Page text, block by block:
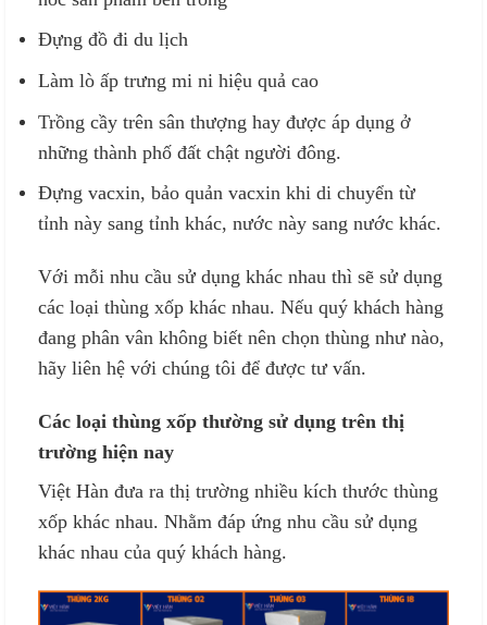
Đựng đồ đi du lịch
Làm lò ấp trưng mi ni hiệu quả cao
Trồng cầy trên sân thượng hay được áp dụng ở
những thành phố đất chật người đông.
Đựng vacxin, bảo quản vacxin khi di chuyển từ
tỉnh này sang tỉnh khác, nước này sang nước khác.
Với mỗi nhu cầu sử dụng khác nhau thì sẽ sử dụng
các loại thùng xốp khác nhau. Nếu quý khách hàng
đang phân vân không biết nên chọn thùng như nào,
hãy liên hệ với chúng tôi để được tư vấn.
Các loại thùng xốp thường sử dụng trên thị
trường hiện nay
Việt Hàn đưa ra thị trường nhiều kích thước thùng
xốp khác nhau. Nhằm đáp ứng nhu cầu sử dụng
khác nhau của quý khách hàng.